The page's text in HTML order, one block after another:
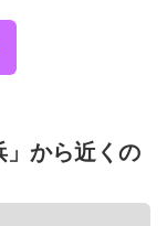
」から近くの